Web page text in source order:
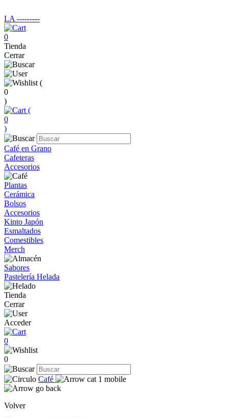
LA ‑‑‑‑‑‑‑‑‑
0
Tienda
Cerrar
(
0
)
(
0
)
Café en Grano
Cafeteras
Accesorios
Plantas
Cerámica
Bolsos
Accesorios
Kinto Japón
Esmaltados
Comestibles
Merch
Sabores
Pastelería Helada
Tienda
Cerrar
Acceder
0
0
Café
Volver